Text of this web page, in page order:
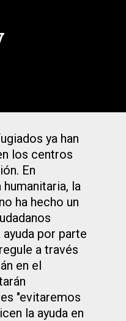
ya han
los centros
En
la
ha hecho un
por parte
a través
en el
"evitaremos
la ayuda en